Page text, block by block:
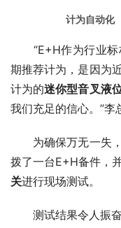
计为自动化
“E+H作为行业标
期推荐计为，是因为
计为的迷你型音叉液
我们充足的信心。”李
为确保万无一失，
拨了一台E+H备件，
关进行现场测试。
测试结果令人振奋